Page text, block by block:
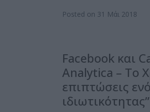
Posted on 31 Μάι 2018
Facebook και
Analytica – To
επιπτώσεις
ιδιωτικότητας”